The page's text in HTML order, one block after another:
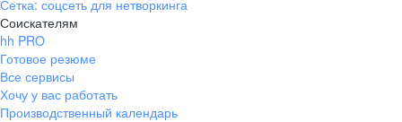
Сетка: соцсеть для нетворкинга
Соискателям
hh PRO
Готовое резюме
Все сервисы
Хочу у вас работать
Производственный календарь